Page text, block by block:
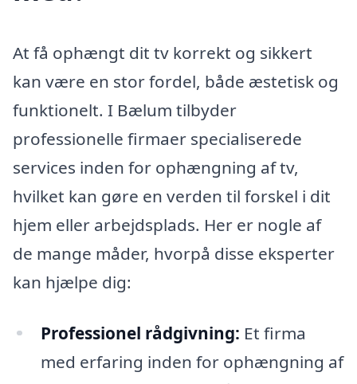
At få ophængt dit tv korrekt og sikkert
kan være en stor fordel, både æstetisk og
funktionelt. I Bælum tilbyder
professionelle firmaer specialiserede
services inden for ophængning af tv,
hvilket kan gøre en verden til forskel i dit
hjem eller arbejdsplads. Her er nogle af
de mange måder, hvorpå disse eksperter
kan hjælpe dig:
Professionel rådgivning: Et firma
med erfaring inden for ophængning af